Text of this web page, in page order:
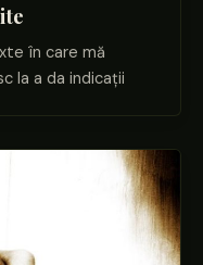
în care mă
la a da indicații